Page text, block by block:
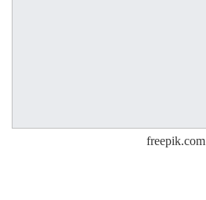
freepik.com